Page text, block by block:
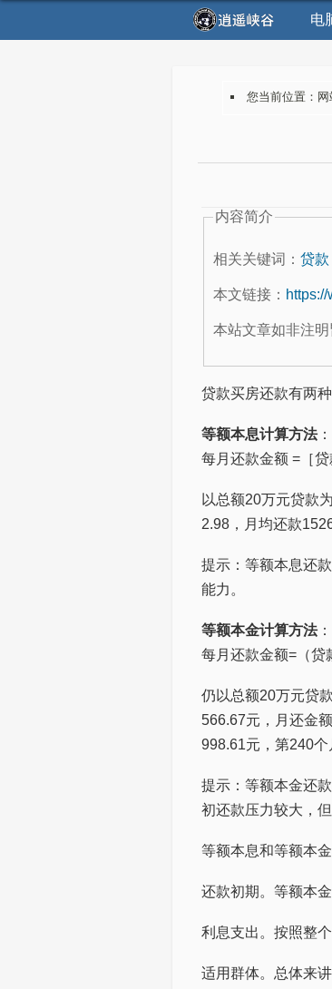
电
您当前位置：
内容简介
相关关键词： 贷款
本文链接：
本站文章如非注
贷款买房还款有两
等额本息计算方法：
每月还款金额 =［
以总额20万元贷款
2.98，月均还款
提示：等额本息还
能力。
等额本金计算方法：
每月还款金额=（贷
仍以总额20万元贷
566.67元，月还金
998.61元，第240个
提示：等额本金还
初还款压力较大，
等额本息和等额本
还款初期。等额本
利息支出。按照整
适用群体。总体来